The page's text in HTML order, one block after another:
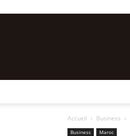
Accueil Business
Business Maroc